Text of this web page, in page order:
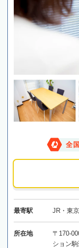
全
最寄駅 JR・東
所在地
〒170-
ション